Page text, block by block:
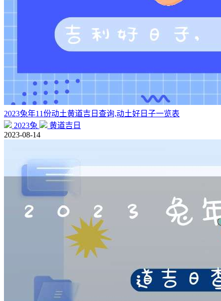
2023兔年11份动土黄道吉日查询,动土好日子一览表
2023兔
黄道吉日
2023-08-14